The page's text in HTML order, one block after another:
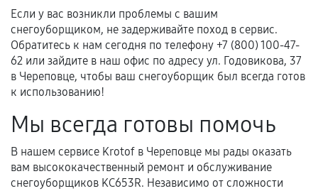
Если у вас возникли проблемы с вашим
снегоуборщиком, не задерживайте поход в сервис.
Обратитесь к нам сегодня по телефону +7 (800) 100-47-
62 или зайдите в наш офис по адресу ул. Годовикова, 37
в Череповце, чтобы ваш снегоуборщик был всегда готов
к использованию!
Мы всегда готовы помочь
В нашем сервисе Krotof в Череповце мы рады оказать
вам высококачественный ремонт и обслуживание
снегоуборщиков KC653R. Независимо от сложности